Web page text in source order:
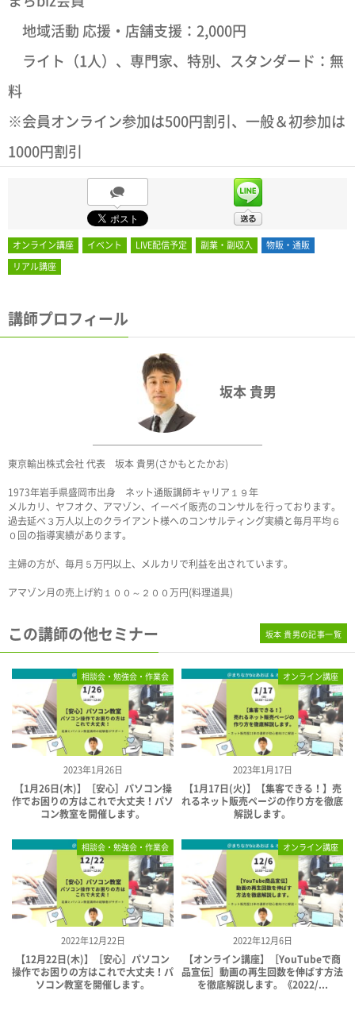
地域活動 応援・店舗支援：2,000円
ライト（1人）、専門家、特別、スタンダード：無
料
※会員オンライン参加は500円割引、一般＆初参加は
1000円割引
オンライン講座 イベント LIVE配信予定 副業・副収入
物販・通販
リアル講座
講師プロフィール
坂本 貴男
東京輸出株式会社 代表 坂本 貴男(さかもとたかお)
1973年岩手県盛岡市出身 ネット通販講師キャリア１９年
メルカリ、ヤフオク、アマゾン、イーベイ販売のコンサルを行っております。
過去延べ３万人以上のクライアント様へのコンサルティング実績と毎月平均６
０回の指導実績があります。
主婦の方が、毎月５万円以上、メルカリで利益を出されています。
アマゾン月の売上げ約１００～２００万円(料理道具)
この講師の他セミナー
2023年1月26日
相談会・勉強会・作業会
【1月26日(木)】［安心］パソコン操
作でお困りの方はこれで大丈夫！パソ
コン教室を開催します。
2023年1月17日
オンライン講座
【1月17日(火)】【集客できる！】売
れるネット販売ページの作り方を徹底
解説します。
2022年12月22日
相談会・勉強会・作業会
【12月22日(木)】［安心］パソコン
操作でお困りの方はこれで大丈夫！パ
ソコン教室を開催します。
2022年12月6日
オンライン講座
【オンライン講座】［YouTubeで商
品宣伝］動画の再生回数を伸ばす方法
を徹底解説します。《2022/...
坂本 貴男の記事一覧